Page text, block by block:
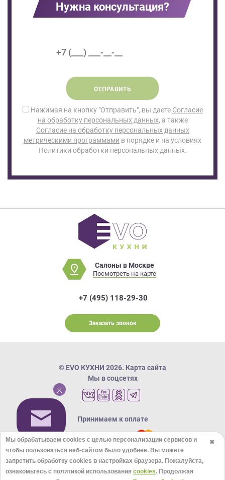
Нужна консультация?
ОТПРАВИТЬ
Нажимая на кнопку "Отправить", вы даете Согласие
на обработку персональных данных, а также
Согласие на обработку персональных данных
метрическими программами в порядке и на условиях
Политики обработки персональных данных.
Салоны в Москве
Посмотреть на карте
+7 (495) 118-29-30
Заказать звонок
© EVO КУХНИ 2026. Карта сайта
Мы в соцсетях
Принимаем к оплате
Кредиты и рассрочка
✖
Мы обрабатываем cookies с целью персонализации сервисов и
чтобы пользоваться веб-сайтом было удобнее. Вы можете
запретить обработку сookies в настройках браузера. Пожалуйста,
ознакомьтесь с политикой использования cookies. Продолжая